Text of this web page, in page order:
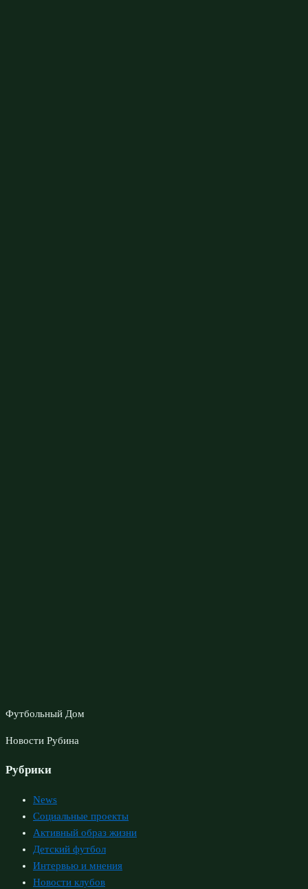
Футбольный Дом
Новости Рубина
Рубрики
News
Социальные проекты
Активный образ жизни
Детский футбол
Интервью и мнения
Новости клубов